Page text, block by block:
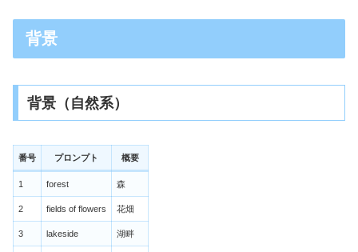
背景
背景（自然系）
番号 プロンプト 概要
1 forest 森
2 fields of flowers 花畑
3 lakeside 湖畔